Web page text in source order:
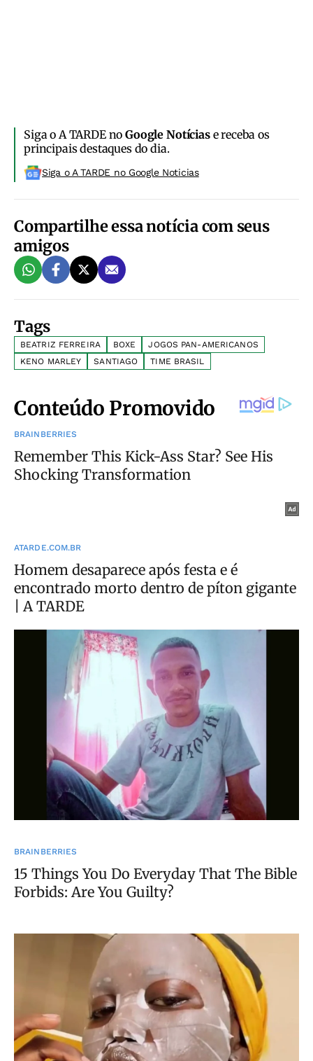
Siga o A TARDE noGoogle Notíciase receba os
principais destaques do dia.
Siga o A TARDE no Google Noticias
Compartilhe essa notícia com seus
amigos
Tags
BEATRIZ FERREIRA BOXE
JOGOS PAN-AMERICANOS
KENO MARLEY
SANTIAGO TIME BRASIL